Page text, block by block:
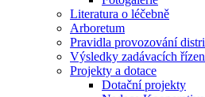
Literatura o léčebně
Arboretum
Pravidla provozování
Výsledky zadávacích
Projekty a dotace
Dotační projekty